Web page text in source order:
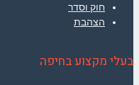
חוק וסדר
הצהבת
בעלי מקצוע בחיפה